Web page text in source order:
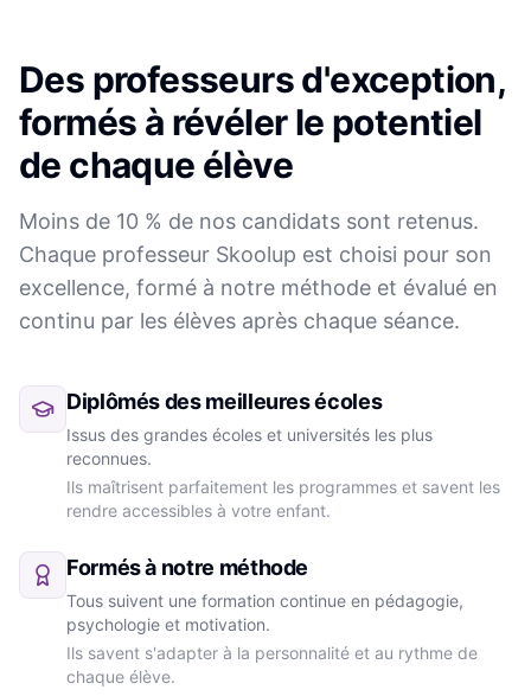
Des professeurs d'exception,
formés à révéler le potentiel
de chaque élève
Moins de 10 % de nos candidats sont retenus.
Chaque professeur Skoolup est choisi pour son
excellence, formé à notre méthode et évalué en
continu par les élèves après chaque séance.
Diplômés des meilleures écoles
Issus des grandes écoles et universités les plus
reconnues.
Ils maîtrisent parfaitement les programmes et savent les
rendre accessibles à votre enfant.
Formés à notre méthode
Tous suivent une formation continue en pédagogie,
psychologie et motivation.
Ils savent s'adapter à la personnalité et au rythme de
chaque élève.